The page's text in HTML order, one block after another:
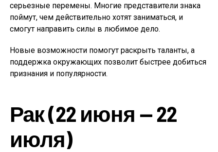
серьезные перемены. Многие представители знака
поймут, чем действительно хотят заниматься, и
смогут направить силы в любимое дело.
Новые возможности помогут раскрыть таланты, а
поддержка окружающих позволит быстрее добиться
признания и популярности.
Рак (22 июня — 22
июля)